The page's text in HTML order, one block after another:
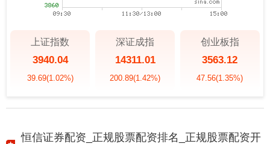
上证指数
3940.04
39.69(1.02%)
深证成指
14311.01
200.89(1.42%)
创业板指
3563.12
47.56(1.35%)
恒信证券配资_正规股票配资排名_正规股票配资开